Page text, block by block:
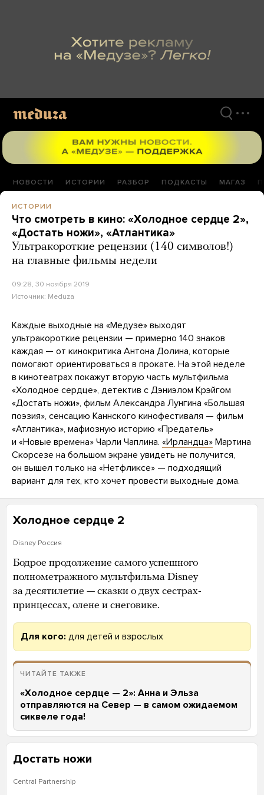
НОВОСТИ ИСТОРИИ РАЗБОР ПОДКАСТЫ МАГАЗ
ИСТОРИИ
Что смотреть в кино: «Холодное сердце 2»,
«Достать ножи», «Атлантика»
Ультракороткие рецензии (140 символов!)
на главные фильмы недели
09:28, 30 ноября 2019
Источник: Meduza
Каждые выходные на «Медузе» выходят
ультракороткие рецензии — примерно 140 знаков
каждая — от кинокритика Антона Долина, которые
помогают ориентироваться в прокате. На этой неделе
в кинотеатрах покажут вторую часть мультфильма
«Холодное сердце», детектив с Дэниэлом Крэйгом
«Достать ножи», фильм Александра Лунгина «Большая
поэзия», сенсацию Каннского кинофестиваля — фильм
«Атлантика», мафиозную историю «Предатель»
и «Новые времена» Чарли Чаплина. «Ирландца» Мартина
Скорсезе на большом экране увидеть не получится,
он вышел только на «Нетфликсе» — подходящий
вариант для тех, кто хочет провести выходные дома.
Холодное сердце 2
Disney Россия
Бодрое продолжение самого успешного
полнометражного мультфильма Disney
за десятилетие — сказки о двух сестрах-
принцессах, олене и снеговике.
Для кого: для детей и взрослых
ЧИТАЙТЕ ТАКЖЕ
«Холодное сердце — 2»: Анна и Эльза
отправляются на Север — в самом ожидаемом
сиквеле года!
Достать ножи
Central Partnership